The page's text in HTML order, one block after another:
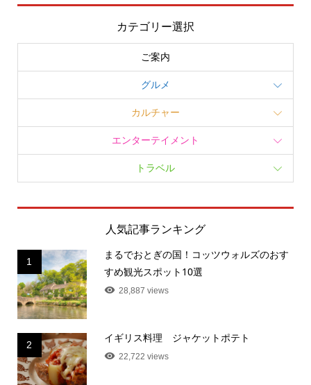
カテゴリー選択
ご案内
グルメ
カルチャー
エンターテイメント
トラベル
人気記事ランキング
1
まるでおとぎの国！コッツウォルズのおす
すめ観光スポット10選
28,887 views
2
イギリス料理 ジャケットポテト
22,722 views